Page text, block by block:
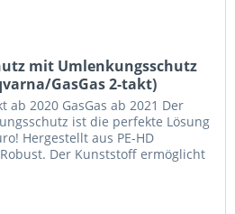
mit Umlenkungsschutz
GasGas 2-takt)
ab 2020 GasGas ab 2021 Der
ist die perfekte Lösung
Hergestellt aus PE-HD
Der Kunststoff ermöglicht